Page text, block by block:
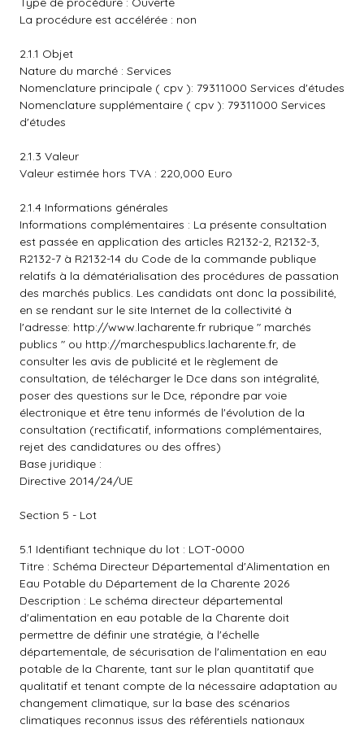
La procédure est accélérée : non
2.1.1 Objet
Nature du marché : Services
Nomenclature principale ( cpv ): 79311000 Services d'études
Nomenclature supplémentaire ( cpv ): 79311000 Services
d'études
2.1.3 Valeur
Valeur estimée hors TVA : 220,000 Euro
2.1.4 Informations générales
Informations complémentaires : La présente consultation
est passée en application des articles R2132-2, R2132-3,
R2132-7 à R2132-14 du Code de la commande publique
relatifs à la dématérialisation des procédures de passation
des marchés publics. Les candidats ont donc la possibilité,
en se rendant sur le site Internet de la collectivité à
l'adresse: http://www.lacharente.fr rubrique " marchés
publics " ou http://marchespublics.lacharente.fr, de
consulter les avis de publicité et le règlement de
consultation, de télécharger le Dce dans son intégralité,
poser des questions sur le Dce, répondre par voie
électronique et être tenu informés de l'évolution de la
consultation (rectificatif, informations complémentaires,
rejet des candidatures ou des offres)
Base juridique :
Directive 2014/24/UE
Section 5 - Lot
5.1 Identifiant technique du lot : LOT-0000
Titre : Schéma Directeur Départemental d'Alimentation en
Eau Potable du Département de la Charente 2026
Description : Le schéma directeur départemental
d'alimentation en eau potable de la Charente doit
permettre de définir une stratégie, à l'échelle
départementale, de sécurisation de l'alimentation en eau
potable de la Charente, tant sur le plan quantitatif que
qualitatif et tenant compte de la nécessaire adaptation au
changement climatique, sur la base des scénarios
climatiques reconnus issus des référentiels nationaux